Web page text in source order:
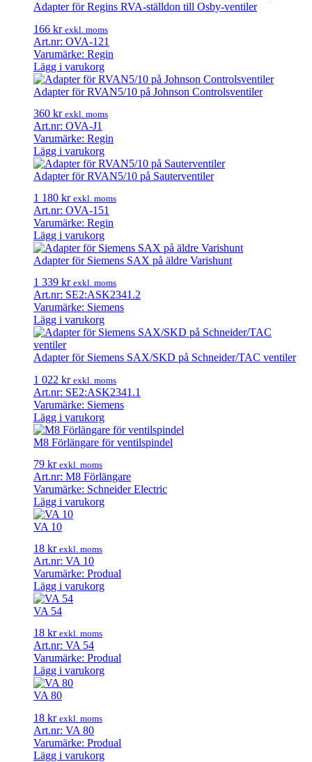
Adapter för Regins RVA-ställdon till Osby-ventiler
166 kr exkl. moms
Art.nr: OVA-121
Varumärke: Regin
Lägg i varukorg
Adapter för RVAN5/10 på Johnson Controlsventiler
360 kr exkl. moms
Art.nr: OVA-J1
Varumärke: Regin
Lägg i varukorg
Adapter för RVAN5/10 på Sauterventiler
1 180 kr exkl. moms
Art.nr: OVA-151
Varumärke: Regin
Lägg i varukorg
Adapter för Siemens SAX på äldre Varishunt
1 339 kr exkl. moms
Art.nr: SE2:ASK2341.2
Varumärke: Siemens
Lägg i varukorg
Adapter för Siemens SAX/SKD på Schneider/TAC ventiler
1 022 kr exkl. moms
Art.nr: SE2:ASK2341.1
Varumärke: Siemens
Lägg i varukorg
M8 Förlängare för ventilspindel
79 kr exkl. moms
Art.nr: M8 Förlängare
Varumärke: Schneider Electric
Lägg i varukorg
VA 10
18 kr exkl. moms
Art.nr: VA 10
Varumärke: Produal
Lägg i varukorg
VA 54
18 kr exkl. moms
Art.nr: VA 54
Varumärke: Produal
Lägg i varukorg
VA 80
18 kr exkl. moms
Art.nr: VA 80
Varumärke: Produal
Lägg i varukorg